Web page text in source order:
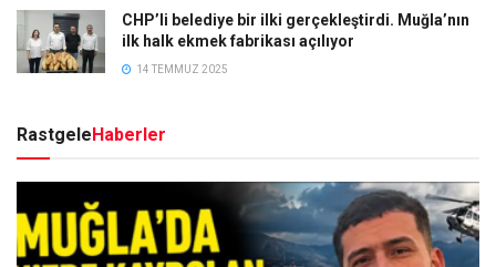
CHP’li belediye bir ilki gerçekleştirdi. Muğla’nın
ilk halk ekmek fabrikası açılıyor
14 TEMMUZ 2025
RastgeleHaberler